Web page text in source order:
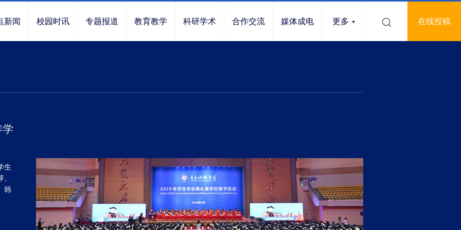
新闻 校园时讯 专题报道 教育教学 科研学术 合作交流 媒体成电 更多 在线投稿
学
生
韩